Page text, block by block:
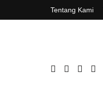
Tentang Kami